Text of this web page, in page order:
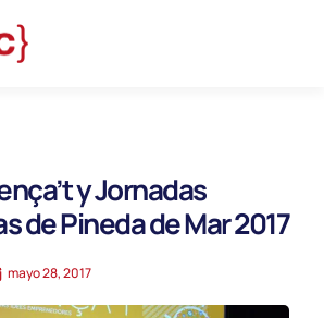
y Jornadas
de Pineda de Mar 2017
mayo 28, 2017